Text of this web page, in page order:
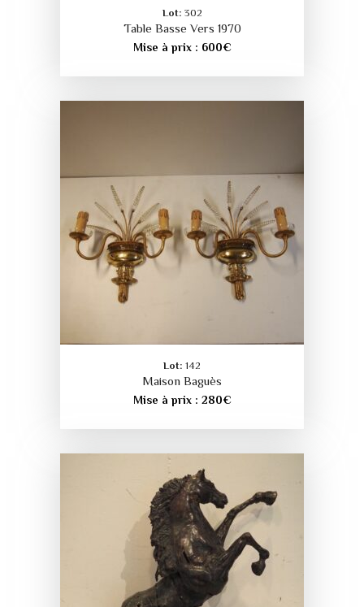
Lot: 302
Table Basse Vers 1970
Mise à prix : 600€
Lot: 142
Maison Baguès
Mise à prix : 280€